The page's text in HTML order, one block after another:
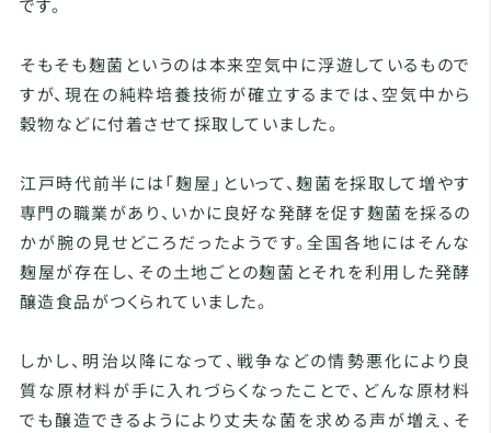
です。
そもそも麹菌というのは本来空気中に浮遊しているもので
すが、現在の純粋培養技術が確立するまでは、空気中から
穀物などに付着させて採取していました。
江戸時代前半には「麹屋」といって、麹菌を採取して増やす
専門の職業があり、いかに良好な発酵を促す麹菌を採るの
かが腕の見せどころだったようです。全国各地にはそんな
麹屋が存在し、その土地ごとの麹菌とそれを利用した発酵
醸造食品がつくられていました。
しかし、明治以降になって、戦争などの情勢悪化により良
質な原材料が手に入れづらくなったことで、どんな原材料
でも醸造できるようにより丈夫な菌を求める声が増え、そ